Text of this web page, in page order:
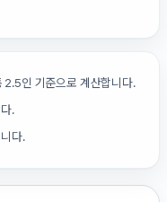
2.5인 기준으로 계산합니다.
.
다.